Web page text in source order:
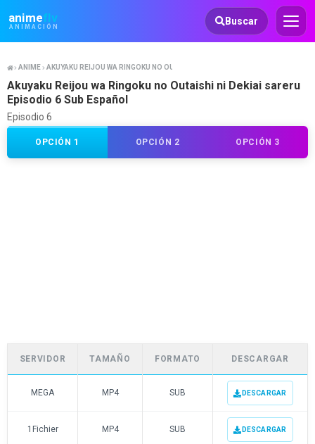
animeflv
ANIMACIÓN
Animeflv Buscar
ANIME AKUYAKU REIJOU WA RINGOKU NO OUTAISHI NI DEKIAI SARERU
Akuyaku Reijou wa Ringoku no Outaishi ni Dekiai sareru
Episodio 6 Sub Español
Episodio 6
OPCIÓN 1 OPCIÓN 2 OPCIÓN 3
SERVIDOR TAMAÑO FORMATO DESCARGAR
MEGA MP4 SUB DESCARGAR
1Fichier MP4 SUB DESCARGAR